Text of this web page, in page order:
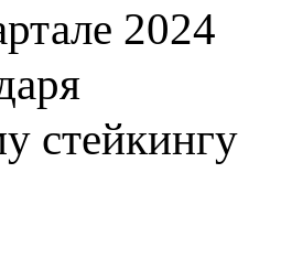
2024
стейкингу